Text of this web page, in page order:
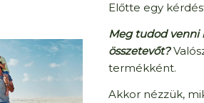
Előtte egy
Meg tudod venni
összetevőt?
termékként.
Akkor nézzük,